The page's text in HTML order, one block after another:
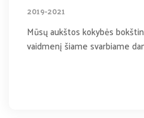
2019-2021
Mūsų aukštos kokybės
vaidmenį šiame svarbiame